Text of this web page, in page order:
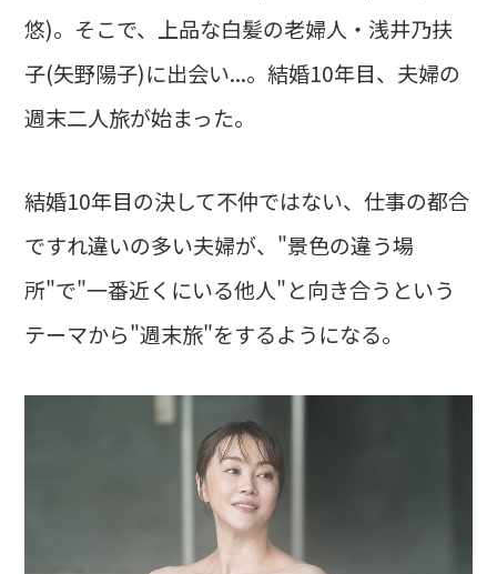
悠)。そこで、上品な白髪の老婦人・浅井乃扶
子(矢野陽子)に出会い...。結婚10年目、夫婦の
週末二人旅が始まった。
結婚10年目の決して不仲ではない、仕事の都合
ですれ違いの多い夫婦が、"景色の違う場
所"で"一番近くにいる他人"と向き合うという
テーマから"週末旅"をするようになる。